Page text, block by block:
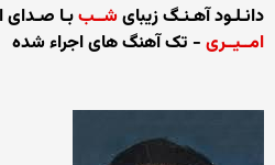
دانـلـود آهـنـگ زیبایشــببـا صـدای
امــیــری - تک آهنگ های اجراء شده